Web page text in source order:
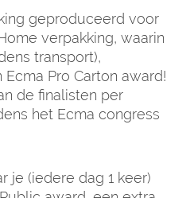
geproduceerd voor
verpakking, waarin
transport),
Pro Carton award!
de finalisten per
het Ecma congress
je (iedere dag 1 keer)